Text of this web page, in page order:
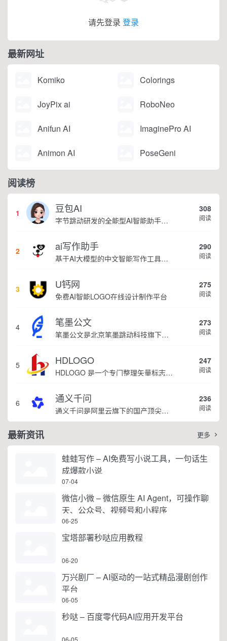
请先登录 登录
最新网址
Komiko Colorings
JoyPix ai RoboNeo
Anifun AI ImaginePro AI
Animon AI PoseGeni
阅读榜
1 豆包AI
字节跳动研发的全能型AI智能助手，提供智能对话、知识问答、内容创作、学习办公等一站式AI服务
308
阅读
2 ai写作助手
基于AI大模型的中文智能写作工具，面向学生、自媒体、职场人士提供一站式文本创作服务 核心定位 AI写作助手是依托人工智能技术打造的创作辅助平台，专注中文文本生成与优化，帮助用户快速完成各类文案、文章、论文等内容创作，提升写作效率 核心功能 ...
290
阅读
3 U钙网
免费AI智能LOGO在线设计制作平台
275
阅读
4 笔墨公文
笔墨公文是北京笔墨跳动科技旗下垂直公文赛道 AIGC 创作平台，深耕体制公文专业场景，依托海量标准公文语料训练专属大模型。平台整合 AI 公文生成、全维度智能校对、范文库、实时更新素材库、标准化公文模板五大核心板块，兼顾公文快速撰写、文稿合...
273
阅读
5 HDLOGO
HDLOGO 是一个专门整理矢量标志和图标的网站，提供各类品牌和公司的矢量标志下载服务，主要面向设计师、营销人员和企业用户，帮他们获取高质量的品牌标识资源。
247
阅读
6 通义千问
通义千问是阿里云旗下的国产顶尖全能AI大模型
236
阅读
最新资讯 更多 
蛙蛙写作 – AI免费写小说工具，一句话生
成爆款小说
07-04
微信小微 – 微信原生 AI Agent，可操作聊
天、公众号、视频号和小程序
06-25
宝塔部署秒哒应用教程
06-20
万兴剧厂 – AI驱动的一站式精品漫剧创作
平台
06-05
秒哒 – 百度零代码AI应用开发平台